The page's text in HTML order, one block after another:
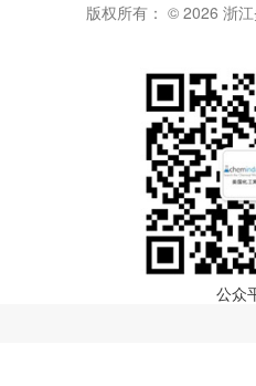
版权所有： © 2026 浙
公众